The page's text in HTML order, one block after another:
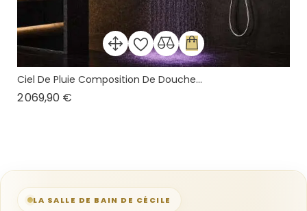
Ciel De Pluie Composition De Douche...
2 069,90 €
LA SALLE DE BAIN DE CÉCILE